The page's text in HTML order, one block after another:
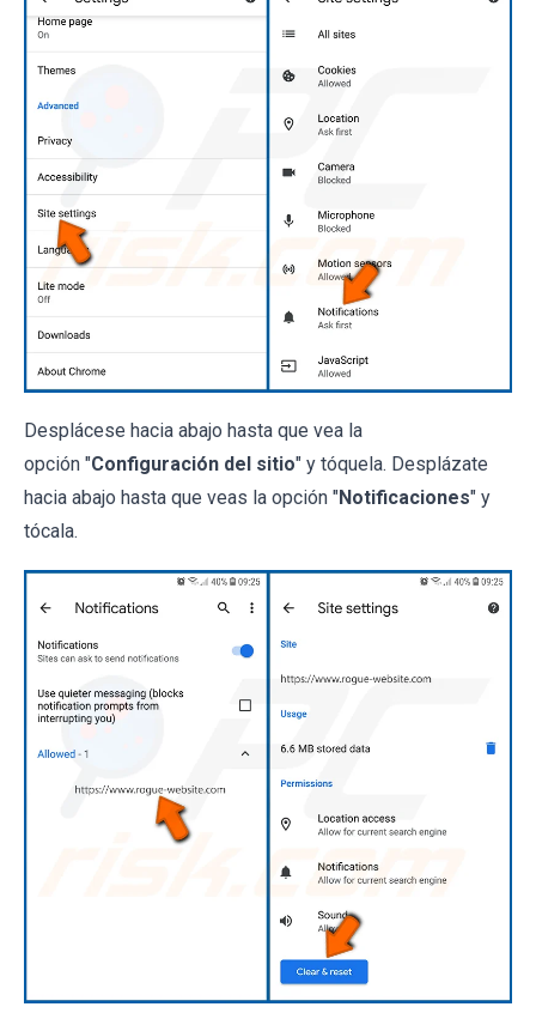
Desplácese hacia abajo hasta que vea la
opción "Configuración del sitio" y tóquela. Desplázate
hacia abajo hasta que veas la opción "Notificaciones" y
tócala.